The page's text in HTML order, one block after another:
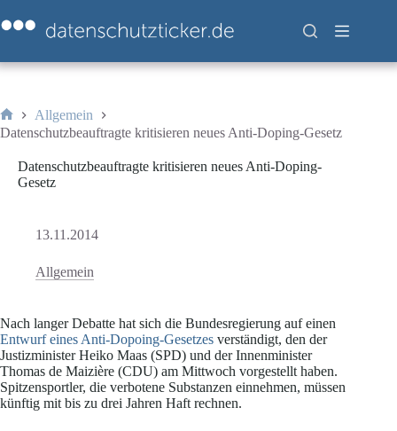
Inhalt
springen
Start
Allgemein
Datenschutzbeauftragte kritisieren neues Anti-Doping-Gesetz
Datenschutzbeauftragte kritisieren neues Anti-Doping-
Gesetz
13.11.2014
Allgemein
Nach langer Debatte hat sich die Bundesregierung auf einen
Entwurf eines Anti-Dopoing-Gesetzes verständigt, den der
Justizminister Heiko Maas (SPD) und der Innenminister
Thomas de Maizière (CDU) am Mittwoch vorgestellt haben.
Spitzensportler, die verbotene Substanzen einnehmen, müssen
künftig mit bis zu drei Jahren Haft rechnen.